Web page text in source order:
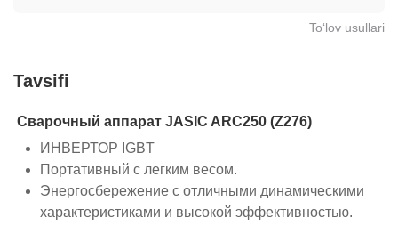
To‘lov usullari
Tavsifi
Сварочный аппарат JASIC ARC250 (Z276)
ИНВЕРТОР IGBT
Портативный с легким весом.
Энергосбережение с отличными динамическими
характеристиками и высокой эффективностью.